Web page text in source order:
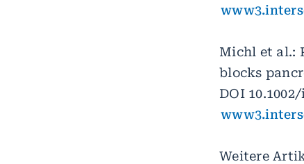
Michl et al.:
blocks
DOI
Weitere